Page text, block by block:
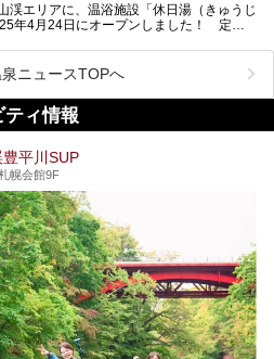
ス温泉をご紹介。温泉地の概要や泉質解説
入浴可能な全３施設の紹介・周辺観光・ア
渓エリアに、温浴施設「休日湯（きゅうじ
年4月24日にオープンしました！ 定山
・サウナの「休日湯」・ラウンジの「THE
」・グルメ「休日洋麺店」・ホテル「エク
ホテル」で構成された、まさに大人の癒し
休日ビルヂング」の魅力を5つのポイント
ニュースTOPへ
ィ情報
豊平川SUP
幌会館9F